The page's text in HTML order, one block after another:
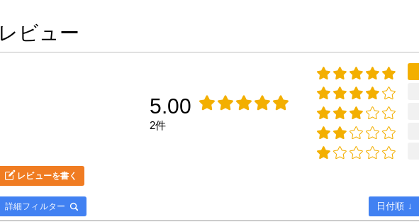
レビュー
5.00
2件
レビューを書く
詳細フィルター 日付順 ↓